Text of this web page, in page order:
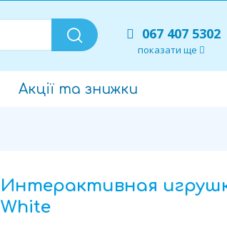
067 407 5302
показати ще
Акції та знижки
Интерактивная
White